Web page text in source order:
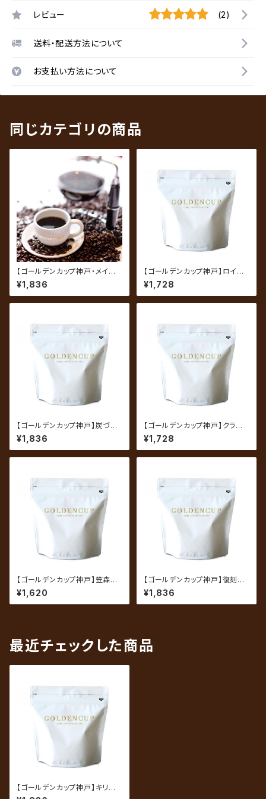
レビュー (2)
送料・配送方法について
お支払い方法について
同じカテゴリの商品
【ゴールデンカップ神戸・メイン
ブレンド】プレミアム 200g（約
20杯分）
¥1,836
【ゴールデンカップ神戸】ロイヤ
ルブレンド 200g（約20杯分）
¥1,728
【ゴールデンカップ神戸】炭づくり
（炭焼珈琲） 200g（約20杯
分）
¥1,836
【ゴールデンカップ神戸】クラシッ
クビターブレンド 200g（約20
杯分）
¥1,728
【ゴールデンカップ神戸】笠森ブ
レンド 200g（約20杯分）
¥1,620
【ゴールデンカップ神戸】復刻ブ
レンド 200g（約20杯分）
¥1,836
最近チェックした商品
【ゴールデンカップ神戸】キリマ
ンジャロ タンザニアAA 200